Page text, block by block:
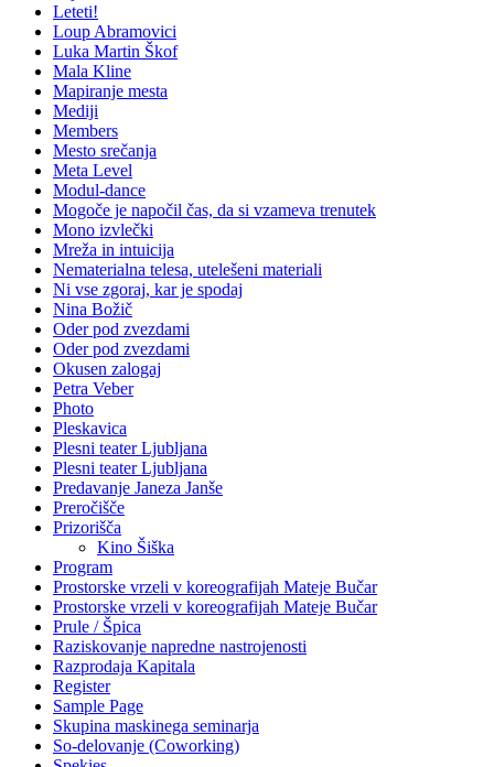
Leteti!
Loup Abramovici
Luka Martin Škof
Mala Kline
Mapiranje mesta
Mediji
Members
Mesto srečanja
Meta Level
Modul-dance
Mogoče je napočil čas, da si vzameva trenutek
Mono izvlečki
Mreža in intuicija
Nematerialna telesa, utelešeni materiali
Ni vse zgoraj, kar je spodaj
Nina Božič
Oder pod zvezdami
Oder pod zvezdami
Okusen zalogaj
Petra Veber
Photo
Pleskavica
Plesni teater Ljubljana
Plesni teater Ljubljana
Predavanje Janeza Janše
Preročišče
Prizorišča
Kino Šiška
Program
Prostorske vrzeli v koreografijah Mateje Bučar
Prostorske vrzeli v koreografijah Mateje Bučar
Prule / Špica
Raziskovanje napredne nastrojenosti
Razprodaja Kapitala
Register
Sample Page
Skupina maskinega seminarja
So-delovanje (Coworking)